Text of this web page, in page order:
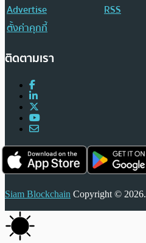
Advertise
RSS
ตั้งค่าคุกกี้
ติดตามเรา
Siam Blockchain Copyright © 2026.